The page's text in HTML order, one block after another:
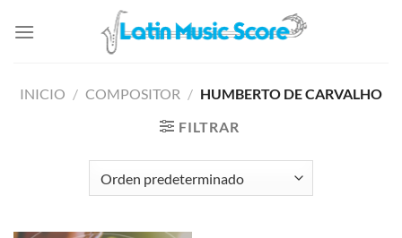
INICIO / COMPOSITOR / HUMBERTO DE CARVALHO
FILTRAR